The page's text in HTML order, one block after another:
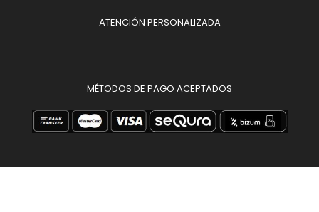
ATENCIÓN PERSONALIZADA
MÉTODOS DE PAGO ACEPTADOS